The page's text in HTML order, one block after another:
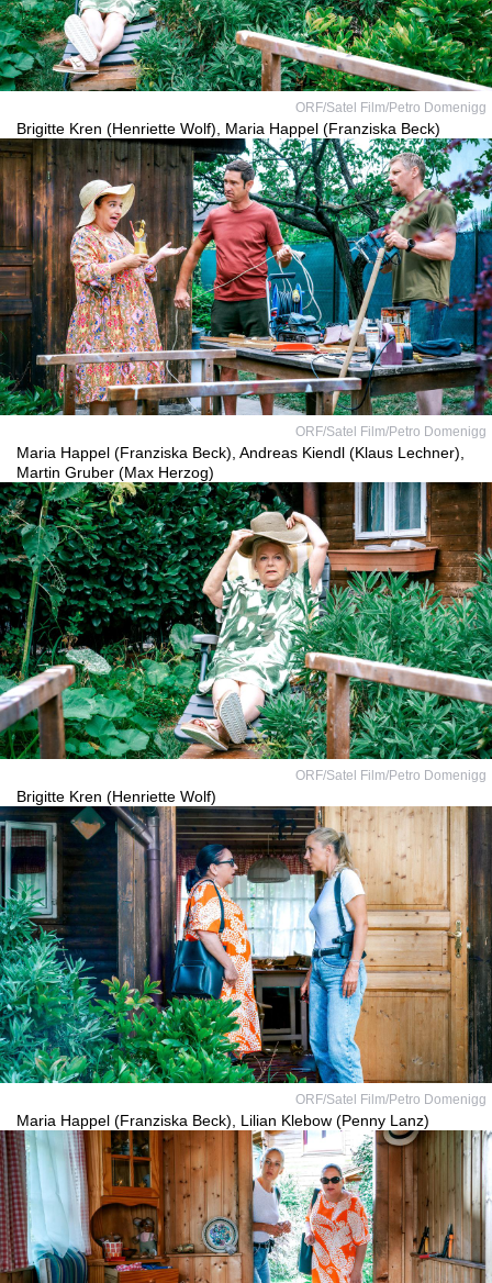
ORF/Satel Film/Petro Domenigg
Brigitte Kren (Henriette Wolf), Maria Happel (Franziska Beck)
ORF/Satel Film/Petro Domenigg
Maria Happel (Franziska Beck), Andreas Kiendl (Klaus Lechner),
Martin Gruber (Max Herzog)
ORF/Satel Film/Petro Domenigg
Brigitte Kren (Henriette Wolf)
ORF/Satel Film/Petro Domenigg
Maria Happel (Franziska Beck), Lilian Klebow (Penny Lanz)